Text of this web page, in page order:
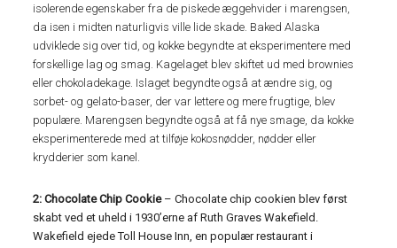
isolerende egenskaber fra de piskede æggehvider i marengsen,
da isen i midten naturligvis ville lide skade. Baked Alaska
udviklede sig over tid, og kokke begyndte at eksperimentere med
forskellige lag og smag. Kagelaget blev skiftet ud med brownies
eller chokoladekage. Islaget begyndte også at ændre sig, og
sorbet- og gelato-baser, der var lettere og mere frugtige, blev
populære. Marengsen begyndte også at få nye smage, da kokke
eksperimenterede med at tilføje kokosnødder, nødder eller
krydderier som kanel.
2: Chocolate Chip Cookie– Chocolate chip cookien blev først
skabt ved et uheld i 1930’erne af Ruth Graves Wakefield.
Wakefield ejede Toll House Inn, en populær restaurant i